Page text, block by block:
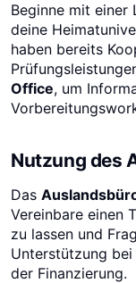
Beginne mit einer
deine
haben bereits
Office, um
Nutzung des
Das
Vereinbare einen
zu lassen und
Unterstützung
der Finanzierung.